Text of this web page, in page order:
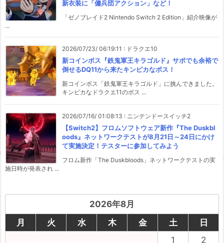
新衣装に「傭兵団アクション」など！
「ゼノブレイド2 Nintendo Switch 2 Edition」紹介映像が
...
2026/07/23/ 06:19:11 : ドラクエ10
新コインボス『鉄鬼軍王キラゴルド』サポでも余裕で
倒せるDQ11から来たキンピカなボス！
新コインボス「鉄鬼軍王キラゴルド」に挑んできました。
キンピカなドラクエ11のボス ...
2026/07/16/ 01:08:13 : ニンテンドースイッチ2
【Switch2】フロムソフトウェア新作『The Duskbl
oods』ネットワークテストが8月21日～24日にかけ
て実施決定！テスターに参加してみよう
フロム新作「The Duskbloods」ネットワークテストの実
施日時が発表され ...
2026年8月
月
火 水 木 金 土
日
1
2